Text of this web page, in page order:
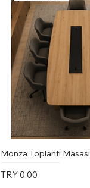
Monza Toplantı Masası
Price
TRY 0.00